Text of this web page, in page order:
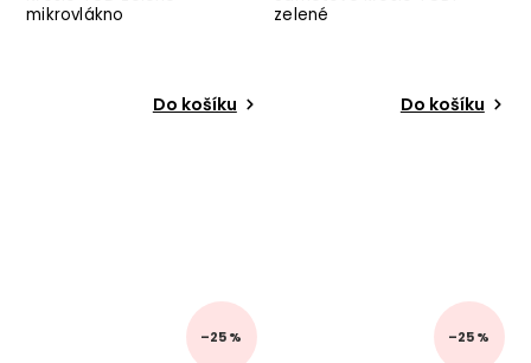
mikrovlákno
Do košíku
zelené
Do košíku
–25 % –25 %